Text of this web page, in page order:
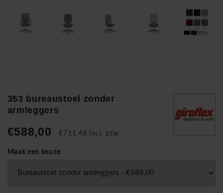
353 bureaustoel zonder
armleggers
€588,00 €711,48 Incl. btw
Maak een keuze